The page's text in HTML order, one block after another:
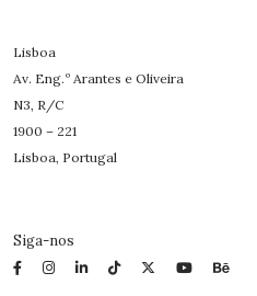
Lisboa
Av. Eng.º Arantes e Oliveira
N3, R/C
1900 – 221
Lisboa, Portugal
Siga-nos